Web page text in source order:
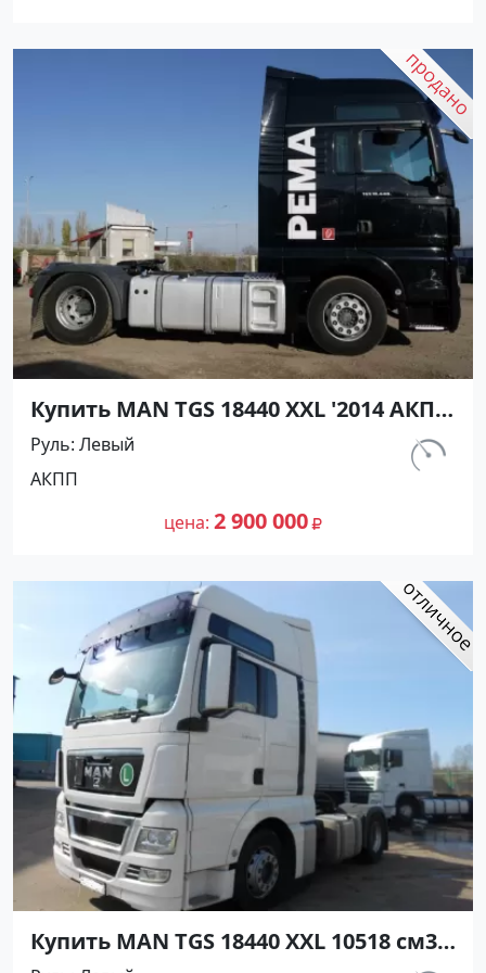
Купить MAN TGS 18440 XXL '2014 АКПП
(10518/440 л.с.) Дизель Краснодар
цвет черный Седельный тягач по
цене 2900000 рублей, объявление
№286 на сайте Авторынок23
км.
Руль Левый
АКПП
цена 2 900 000
Купить MAN TGS 18440 XXL 10518 см3